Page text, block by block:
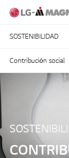
SOSTENIBILIDAD
Contribución social